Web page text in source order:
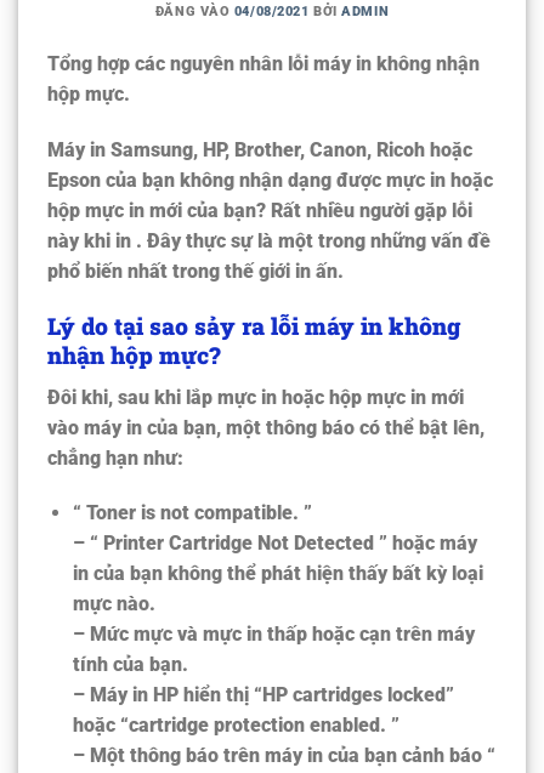
ĐĂNG VÀO 04/08/2021 BỞIADMIN
Tổng hợp các nguyên nhân lỗi máy in không nhận
hộp mực.
Máy in Samsung, HP, Brother, Canon, Ricoh hoặc
Epson của bạn không nhận dạng được mực in hoặc
hộp mực in mới của bạn? Rất nhiều người gặp lỗi
này khi in . Đây thực sự là một trong những vấn đề
phổ biến nhất trong thế giới in ấn.
Lý do tại sao sảy ra lỗi máy in không
nhận hộp mực?
Đôi khi, sau khi lắp mực in hoặc hộp mực in mới
vào máy in của bạn, một thông báo có thể bật lên,
chẳng hạn như:
“ Toner is not compatible. ”
– “ Printer Cartridge Not Detected ” hoặc máy
in của bạn không thể phát hiện thấy bất kỳ loại
mực nào.
– Mức mực và mực in thấp hoặc cạn trên máy
tính của bạn.
– Máy in HP hiển thị “ HP cartridges locked ”
hoặc “cartridge protection enabled . ”
– Một thông báo trên máy in của bạn cảnh báo “